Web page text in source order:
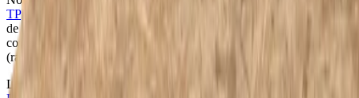
TPsont composés sur la face intérieure d'un panneau d’aggloméré
de 3 mm et d'une plaque de carton-plâtre intégrée de 12 mm. Cette
combinaison permet d'obtenir une classe de réaction au feu C-s2-d0
(rapport 2021-Efectis-R000509).
La face intérieure de notre élément de toiture